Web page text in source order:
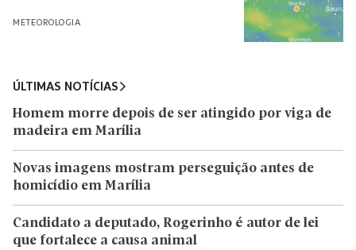
METEOROLOGIA
ÚLTIMAS NOTÍCIAS
Homem morre depois de ser atingido por viga de
madeira em Marília
Novas imagens mostram perseguição antes de
homicídio em Marília
Candidato a deputado, Rogerinho é autor de lei
que fortalece a causa animal